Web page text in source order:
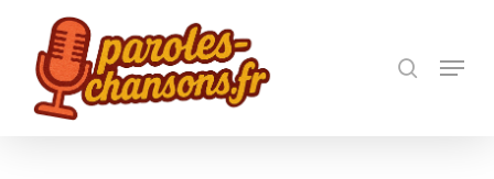
main
content
Menu
Close